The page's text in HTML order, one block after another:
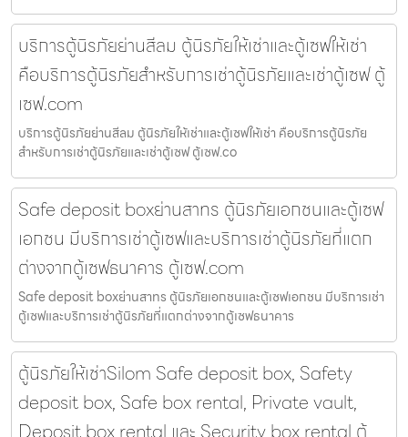
บริการตู้นิรภัยย่านสีลม ตู้นิรภัยให้เช่าและตู้เซฟให้เช่า
คือบริการตู้นิรภัยสำหรับการเช่าตู้นิรภัยและเช่าตู้เซฟ ตู้
เซฟ.com
บริการตู้นิรภัยย่านสีลม ตู้นิรภัยให้เช่าและตู้เซฟให้เช่า คือบริการตู้นิรภัย
สำหรับการเช่าตู้นิรภัยและเช่าตู้เซฟ ตู้เซฟ.co
Safe deposit boxย่านสาทร ตู้นิรภัยเอกชนและตู้เซฟ
เอกชน มีบริการเช่าตู้เซฟและบริการเช่าตู้นิรภัยที่แตก
ต่างจากตู้เซฟธนาคาร ตู้เซฟ.com
Safe deposit boxย่านสาทร ตู้นิรภัยเอกชนและตู้เซฟเอกชน มีบริการเช่า
ตู้เซฟและบริการเช่าตู้นิรภัยที่แตกต่างจากตู้เซฟธนาคาร
ตู้นิรภัยให้เช่าSilom Safe deposit box, Safety
deposit box, Safe box rental, Private vault,